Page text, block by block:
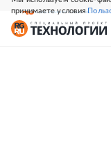
принимаете условия
СВЕЖИЙ НОМЕР